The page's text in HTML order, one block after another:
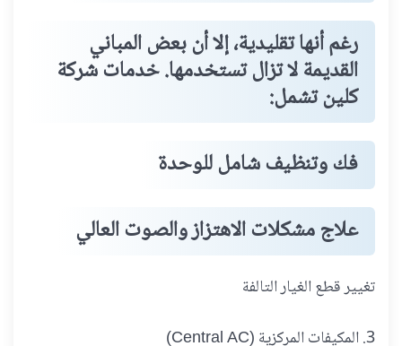
رغم أنها تقليدية، إلا أن بعض المباني
القديمة لا تزال تستخدمها. خدمات شركة
كلين تشمل:
فك وتنظيف شامل للوحدة
علاج مشكلات الاهتزاز والصوت العالي
تغيير قطع الغيار التالفة
3. المكيفات المركزية (Central AC)